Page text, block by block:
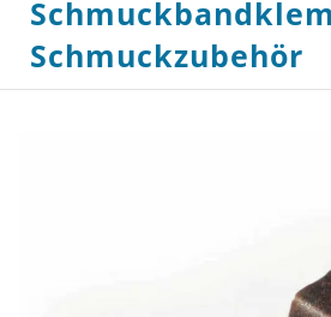
Schmuckzubehör